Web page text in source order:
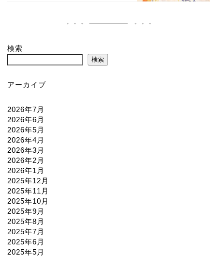
検索
検索
アーカイブ
2026年7月
2026年6月
2026年5月
2026年4月
2026年3月
2026年2月
2026年1月
2025年12月
2025年11月
2025年10月
2025年9月
2025年8月
2025年7月
2025年6月
2025年5月